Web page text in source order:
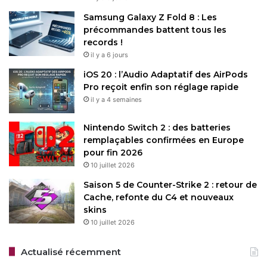
Samsung Galaxy Z Fold 8 : Les
précommandes battent tous les
records !
il y a 6 jours
iOS 20 : l’Audio Adaptatif des AirPods
Pro reçoit enfin son réglage rapide
il y a 4 semaines
Nintendo Switch 2 : des batteries
remplaçables confirmées en Europe
pour fin 2026
10 juillet 2026
Saison 5 de Counter-Strike 2 : retour de
Cache, refonte du C4 et nouveaux
skins
10 juillet 2026
Actualisé récemment